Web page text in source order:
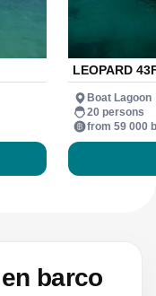
LEOPARD
Boat Lagoon
20 persons
from 59 000
barco